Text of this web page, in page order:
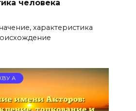
человека
характеристика
А